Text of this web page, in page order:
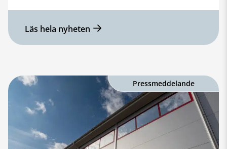
Läs hela nyheten
Pressmeddelande